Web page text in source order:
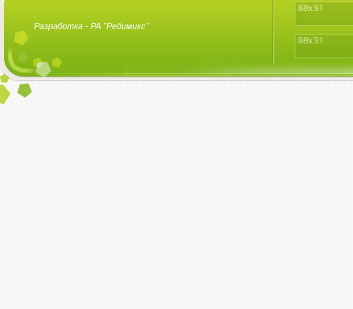
Разработка - РА "Редимикс"